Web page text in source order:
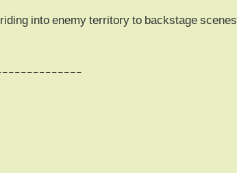
into enemy territory to backstage scenes.
ｰｰｰｰｰｰｰｰｰｰｰｰ